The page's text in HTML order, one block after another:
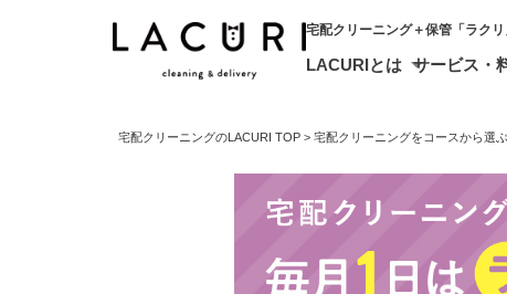
宅配クリーニング＋保管「ラクリ
LACURIとは サービス・
宅配クリーニングのLACURI TOP 宅配クリーニングをコースから選ぶ